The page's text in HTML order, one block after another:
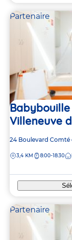
Partenaire
Villeneuve
Adresse
la
24 Boulevard
DISTANCE
3,4 KM 8:00-18:30
Partenaire